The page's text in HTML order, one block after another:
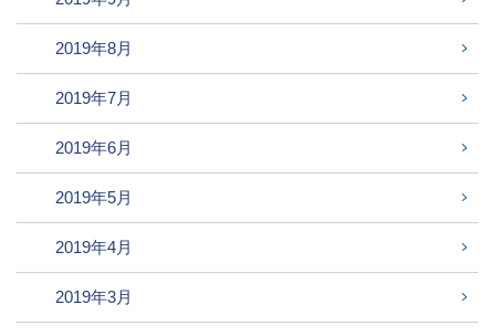
2019年8月
2019年7月
2019年6月
2019年5月
2019年4月
2019年3月